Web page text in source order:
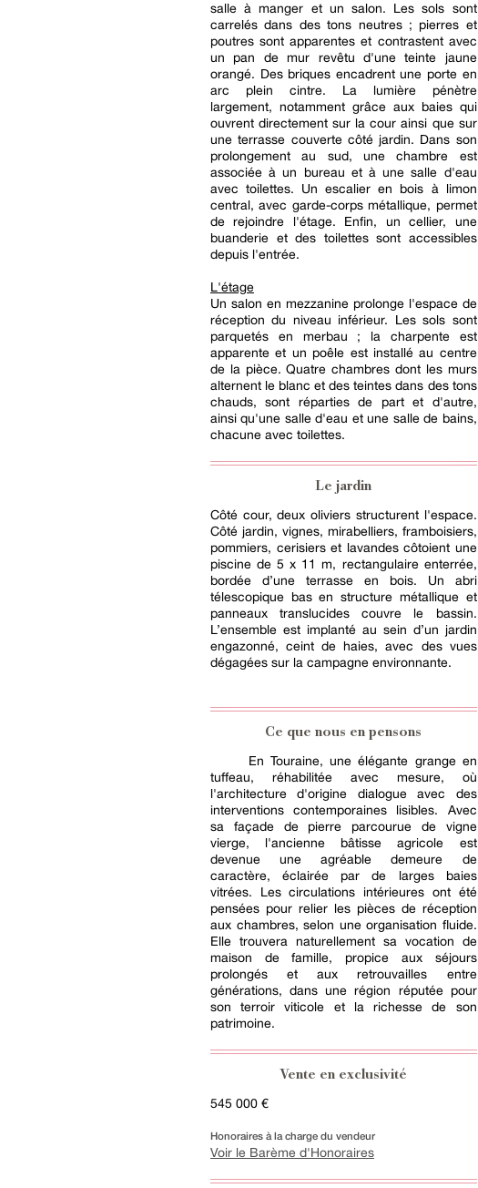
salle à manger et un salon. Les sols sont
carrelés dans des tons neutres ; pierres et
poutres sont apparentes et contrastent avec
un pan de mur revêtu d'une teinte jaune
orangé. Des briques encadrent une porte en
arc plein cintre. La lumière pénètre
largement, notamment grâce aux baies qui
ouvrent directement sur la cour ainsi que sur
une terrasse couverte côté jardin. Dans son
prolongement au sud, une chambre est
associée à un bureau et à une salle d'eau
avec toilettes. Un escalier en bois à limon
central, avec garde-corps métallique, permet
de rejoindre l'étage. Enfin, un cellier, une
buanderie et des toilettes sont accessibles
depuis l'entrée.
L'étage
Un salon en mezzanine prolonge l'espace de
réception du niveau inférieur. Les sols sont
parquetés en merbau ; la charpente est
apparente et un poêle est installé au centre
de la pièce. Quatre chambres dont les murs
alternent le blanc et des teintes dans des tons
chauds, sont réparties de part et d'autre,
ainsi qu'une salle d'eau et une salle de bains,
chacune avec toilettes.
Le jardin
Côté cour, deux oliviers structurent l'espace.
Côté jardin, vignes, mirabelliers, framboisiers,
pommiers, cerisiers et lavandes côtoient une
piscine de 5 x 11 m, rectangulaire enterrée,
bordée d’une terrasse en bois. Un abri
télescopique bas en structure métallique et
panneaux translucides couvre le bassin.
L’ensemble est implanté au sein d’un jardin
engazonné, ceint de haies, avec des vues
dégagées sur la campagne environnante.
Ce que nous en pensons
En Touraine, une élégante grange en
tuffeau, réhabilitée avec mesure, où
l'architecture d'origine dialogue avec des
interventions contemporaines lisibles. Avec
sa façade de pierre parcourue de vigne
vierge, l'ancienne bâtisse agricole est
devenue une agréable demeure de
caractère, éclairée par de larges baies
vitrées. Les circulations intérieures ont été
pensées pour relier les pièces de réception
aux chambres, selon une organisation fluide.
Elle trouvera naturellement sa vocation de
maison de famille, propice aux séjours
prolongés et aux retrouvailles entre
générations, dans une région réputée pour
son terroir viticole et la richesse de son
patrimoine.
Vente en exclusivité
545 000 €
Honoraires à la charge du vendeur
Voir le Barème d'Honoraires